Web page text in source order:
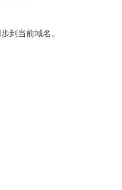
到当前域名。